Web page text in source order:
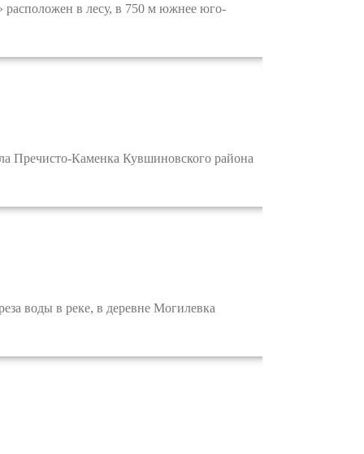
в лесу, в 750 м южнее юго-
Пречисто-Каменка Кувшиновского района
воды в реке, в деревне Могилевка